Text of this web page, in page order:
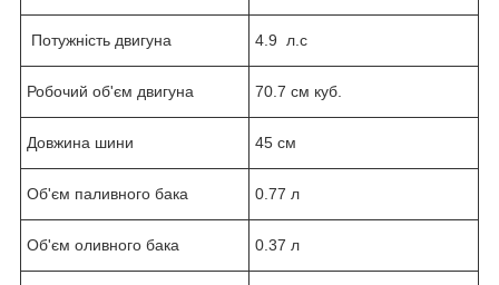
Потужність двигуна 4.9 л.с
Робочий об'єм двигуна 70.7 см куб.
Довжина шини 45 см
Об'єм паливного бака 0.77 л
Об'єм оливного бака 0.37 л